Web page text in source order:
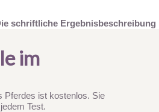
schriftliche
im
Pferdes ist kostenlos. Sie
Test.